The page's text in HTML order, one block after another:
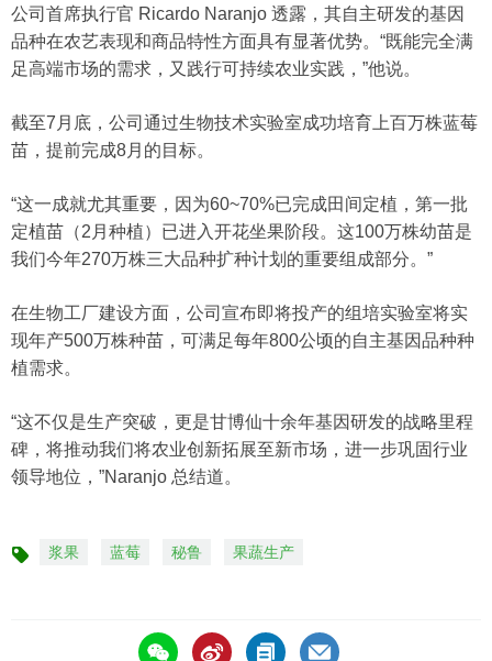
公司首席执行官 Ricardo Naranjo 透露，其自主研发的基因
品种在农艺表现和商品特性方面具有显著优势。“既能完全满
足高端市场的需求，又践行可持续农业实践，”他说。
截至7月底，公司通过生物技术实验室成功培育上百万株蓝莓
苗，提前完成8月的目标。
“这一成就尤其重要，因为60~70%已完成田间定植，第一批
定植苗（2月种植）已进入开花坐果阶段。这100万株幼苗是
我们今年270万株三大品种扩种计划的重要组成部分。”
在生物工厂建设方面，公司宣布即将投产的组培实验室将实
现年产500万株种苗，可满足每年800公顷的自主基因品种种
植需求。
“这不仅是生产突破，更是甘博仙十余年基因研发的战略里程
碑，将推动我们将农业创新拓展至新市场，进一步巩固行业
领导地位，”Naranjo 总结道。
标 浆果 蓝莓 秘鲁 果蔬生产